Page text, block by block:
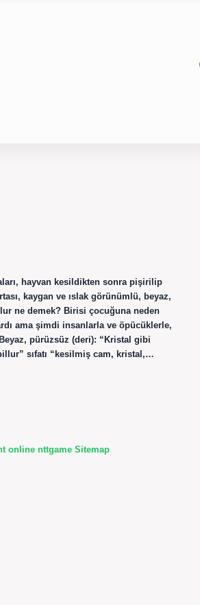
hayvan kesildikten sonra pişirilip
kaygan ve ıslak görünümlü, beyaz,
ne demek? Birisi çocuğuna neden
ama şimdi insanlarla ve öpücüklerle,
pürüzsüz (deri): “Kristal gibi
sıfatı “kesilmiş cam, kristal,…
online nttgame Sitemap